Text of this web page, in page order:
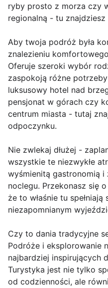
ryby prosto z morza czy
regionalną - tu
Aby twoja podróż była
znalezieniu
Oferuje szeroki wybór
zaspokoją różne
luksusowy hotel nad
pensjonat w górach czy
centrum miasta - tutaj
odpoczynku.
Nie zwlekaj dłużej -
wszystkie te niezwykłe
wyśmienitą gastronomią i
noclegu. Przekonasz się
że to właśnie tu spełniają
niezapomnianym
Czy to dania tradycyjne
Podróże i eksplorowanie
najbardziej inspirujących
Turystyka jest nie tylko
od codzienności, ale